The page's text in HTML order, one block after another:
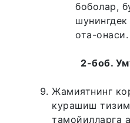
боболар,
шунингдек
ота-онаси.
2-боб.
Жамиятнинг
курашиш
тамойилларга